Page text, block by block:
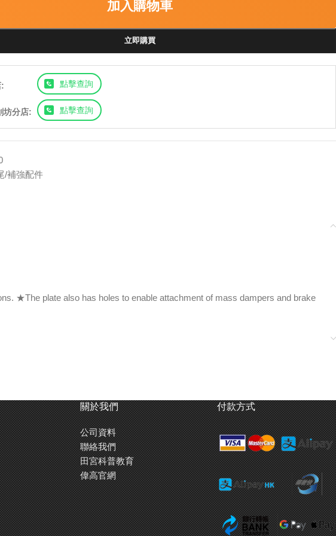
加入購物車
立即購買
點擊查詢
坊分店: 點擊查詢
/補強配件
★The plate also has holes to enable attachment of mass dampers and brake
關於我們
公司資料
聯絡我們
田宮科普教育
偉高官網
付款方式